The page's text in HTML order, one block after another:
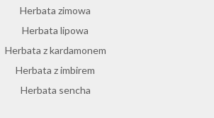
Hibiskus herbata
Herbata różana
Herbata z lukrecji
Herbata z rokitnika
Herbata jesienna
Herbata zimowa
Herbata lipowa
Herbata z kardamonem
Herbata z imbirem
Herbata sencha